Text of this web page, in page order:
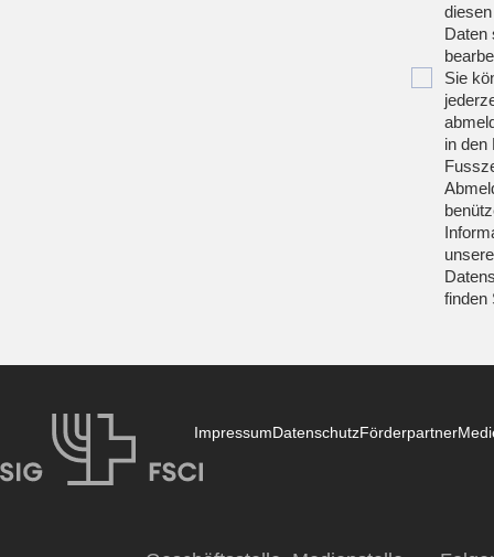
Daten
Sie
in den
finden
ImpressumDatenschutzFörderpartner